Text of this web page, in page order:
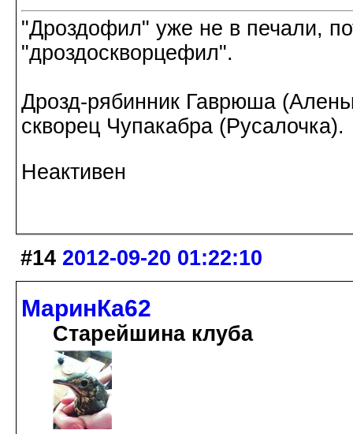
"Дроздофил" уже не в печали,
"дроздоскворцефил".
Дрозд-рябинник Гаврюша
скворец Чупакабра (Русалочка).
Неактивен
#14 2012-09-20 01:22:10
МаринКа62
Старейшина клуба